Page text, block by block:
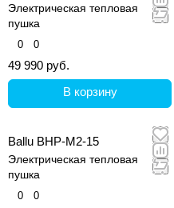
Электрическая тепловая
пушка
0 0
49 990 руб.
В корзину
Ballu BHP-M2-15
Электрическая тепловая
пушка
0 0